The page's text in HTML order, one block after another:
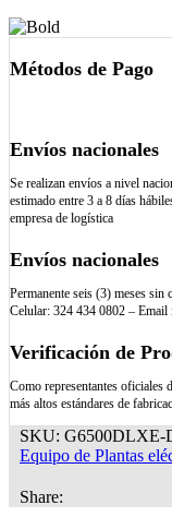
Métodos de Pago
Envíos nacionales
Se realizan envíos a nivel
estimado entre 3 a 8 días
empresa de logística
Envíos nacionales
Permanente seis (3) meses sin
Celular: 324 434 0802 –
Verificación de
Como representantes oficiales
más altos estándares de
SKU: G6500DLXE-
Equipo de Plantas
Share: